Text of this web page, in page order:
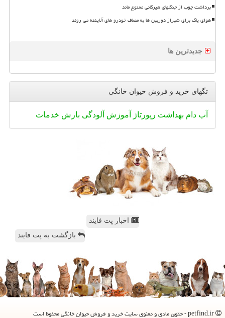
برداشت چوب از جنگلهای هیرکانی ممنوع ماند
هوای پاک برای شیراز دوربین ها به مصاف خودرو های آلاینده می روند
جدیدترین ها
تگهای خرید و فروش حیوان خانگی
آب دام بهداشت رپورتاژ آموزش آلودگی بارش خدمات
اخبار پت فایند
بازگشت به پت فایند